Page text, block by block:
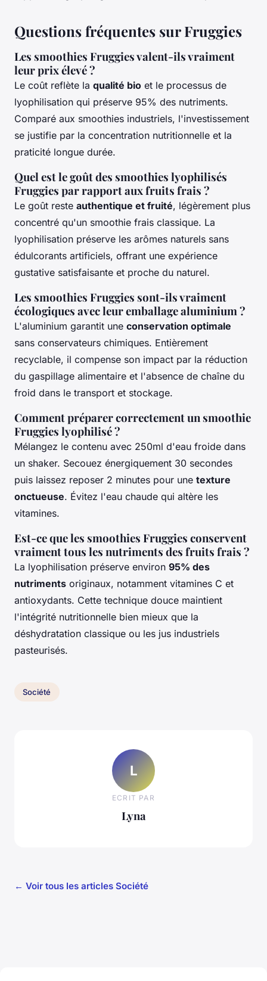
Questions fréquentes sur Fruggies
Les smoothies Fruggies valent-ils vraiment
leur prix élevé ?
Le coût reflète la qualité bio et le processus de
lyophilisation qui préserve 95% des nutriments.
Comparé aux smoothies industriels, l'investissement
se justifie par la concentration nutritionnelle et la
praticité longue durée.
Quel est le goût des smoothies lyophilisés
Fruggies par rapport aux fruits frais ?
Le goût reste authentique et fruité, légèrement plus
concentré qu'un smoothie frais classique. La
lyophilisation préserve les arômes naturels sans
édulcorants artificiels, offrant une expérience
gustative satisfaisante et proche du naturel.
Les smoothies Fruggies sont-ils vraiment
écologiques avec leur emballage aluminium ?
L'aluminium garantit une conservation optimale
sans conservateurs chimiques. Entièrement
recyclable, il compense son impact par la réduction
du gaspillage alimentaire et l'absence de chaîne du
froid dans le transport et stockage.
Comment préparer correctement un smoothie
Fruggies lyophilisé ?
Mélangez le contenu avec 250ml d'eau froide dans
un shaker. Secouez énergiquement 30 secondes
puis laissez reposer 2 minutes pour une texture
onctueuse. Évitez l'eau chaude qui altère les
vitamines.
Est-ce que les smoothies Fruggies conservent
vraiment tous les nutriments des fruits frais ?
La lyophilisation préserve environ 95% des
nutriments originaux, notamment vitamines C et
antioxydants. Cette technique douce maintient
l'intégrité nutritionnelle bien mieux que la
déshydratation classique ou les jus industriels
pasteurisés.
Société
L
ECRIT PAR
Lyna
← Voir tous les articles Société